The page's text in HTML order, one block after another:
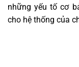
những yếu tố cơ
cho hệ thống của